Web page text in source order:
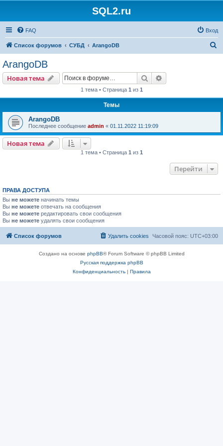
SQL2.ru
FAQ Вход
Список форумов СУБД ArangoDB
ArangoDB
Новая тема Поиск
1 тема • Страница 1 из 1
Темы
ArangoDB
Последнее сообщение admin « 01.11.2022 11:19:09
Новая тема
1 тема • Страница 1 из 1
Перейти
ПРАВА ДОСТУПА
Вы не можете начинать темы
Вы не можете отвечать на сообщения
Вы не можете редактировать свои сообщения
Вы не можете удалять свои сообщения
Список форумов Часовой пояс: UTC+03:00
Удалить cookies
Создано на основе phpBB® Forum Software © phpBB Limited
Русская поддержка phpBB
Конфиденциальность| Правила